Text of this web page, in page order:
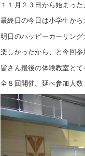
１１月２３日から始まっ
最終日の今日は小学生から
明日のハッピーカーリン
楽しかったから、と今回参
皆さん最後の体験教室とて
全８回開催。延べ参加人数